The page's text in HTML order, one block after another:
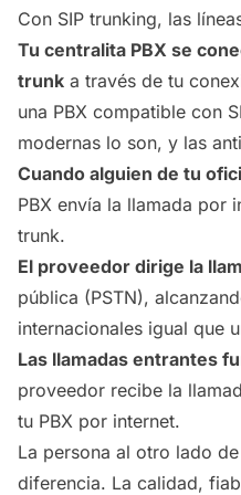
Con SIP trunking, las
Tu centralita PBX se
trunk a través de tu
una PBX compatible con
modernas lo son, y las
Cuando alguien de tu
PBX envía la llamada por
trunk.
El proveedor dirige la
pública (PSTN),
internacionales igual que
Las llamadas entrantes
proveedor recibe la
tu PBX por internet.
La persona al otro lado
diferencia. La calidad,